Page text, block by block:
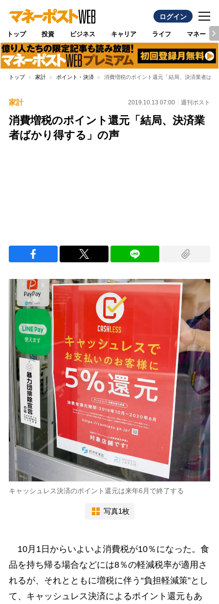
ログイン
トップ 投資 ビジネス キャリア ライフ マネー
トップ 家計 ポイント・決済 消費増税のポイント還元「結局、決済業者ばか
家計 2019.10.13 07:00 週刊ポスト
消費増税のポイント還元「結局、決済業
者ばかり得する」の声
キャッシュレス決済のポイント還元は来年6月で終了する
写真1枚
10月1日からいよいよ消費税が10％になった。食
品を持ち帰る場合などには8％の軽減税率が適用さ
れるが、それとともに増税に伴う“負担軽減策”とし
て、キャッシュレス決済によるポイント還元もあ